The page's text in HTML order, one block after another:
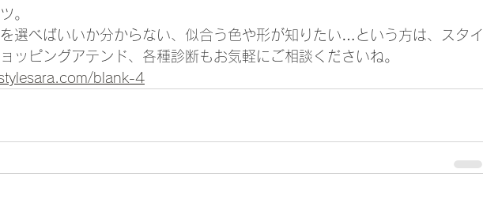
。
選べばいいか分からない、似合う色や形が知りたい…という方は、スタイ
ッピングアテンド、各種診断もお気軽にご相談くださいね。
blank-4